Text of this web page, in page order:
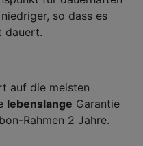
so dass es
dauert.
auf die meisten
lebenslange Garantie
Rahmen 2 Jahre.